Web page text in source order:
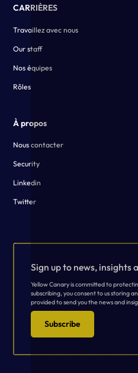
CARRIÈRES
Travaillez avec nous
Our staff
Nos équipes
Rôles
À propos
Nous contacter
Security
Linkedin
Twitter
Sign up to news, insights
Yellow Canary is committed to
subscribing, you consent to us storing
provided to send you the news and
Subscribe